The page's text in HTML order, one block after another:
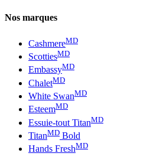
Nos marques
CashmereMD
ScottiesMD
EmbassyMD
ChaletMD
White SwanMD
EsteemMD
Essuie-tout TitanMD
TitanMD Bold
Hands FreshMD